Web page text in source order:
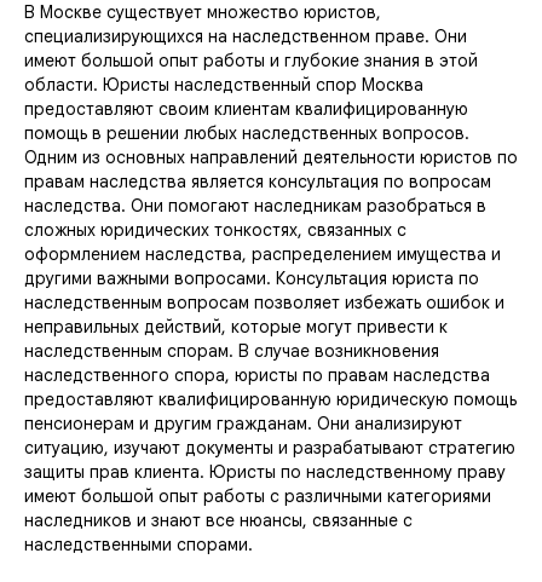
В Москве существует множество юристов,
специализирующихся на наследственном праве. Они
имеют большой опыт работы и глубокие знания в этой
области. Юристы наследственный спор Москва
предоставляют своим клиентам квалифицированную
помощь в решении любых наследственных вопросов.
Одним из основных направлений деятельности юристов по
правам наследства является консультация по вопросам
наследства. Они помогают наследникам разобраться в
сложных юридических тонкостях, связанных с
оформлением наследства, распределением имущества и
другими важными вопросами. Консультация юриста по
наследственным вопросам позволяет избежать ошибок и
неправильных действий, которые могут привести к
наследственным спорам. В случае возникновения
наследственного спора, юристы по правам наследства
предоставляют квалифицированную юридическую помощь
пенсионерам и другим гражданам. Они анализируют
ситуацию, изучают документы и разрабатывают стратегию
защиты прав клиента. Юристы по наследственному праву
имеют большой опыт работы с различными категориями
наследников и знают все нюансы, связанные с
наследственными спорами.